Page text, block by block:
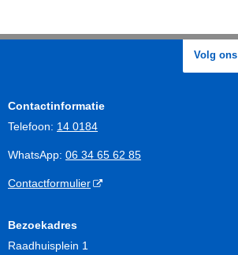
Volg ons
Contactinformatie
Telefoon: 14 0184
WhatsApp: 06 34 65 62 85
Contactformulier
Bezoekadres
Raadhuisplein 1